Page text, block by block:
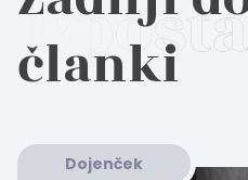
članki
Dojenček